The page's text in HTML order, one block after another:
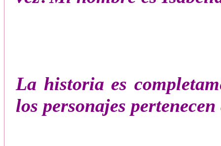
La historia es
los personajes